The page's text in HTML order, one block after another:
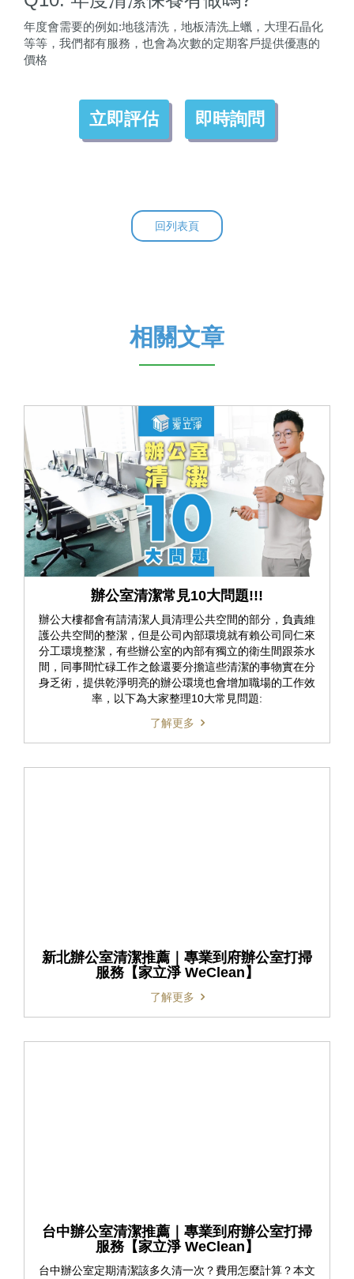
年度會需要的例如:地毯清洗，地板清洗上蠟，大理石晶化
等等，我們都有服務，也會為次數的定期客戶提供優惠的
價格
立即評估 即時詢問
回列表頁
相關文章
辦公室清潔常見10大問題!!!
辦公大樓都會有請清潔人員清理公共空間的部分，負責維
護公共空間的整潔，但是公司內部環境就有賴公司同仁來
分工環境整潔，有些辦公室的內部有獨立的衛生間跟茶水
間，同事間忙碌工作之餘還要分擔這些清潔的事物實在分
身乏術，提供乾淨明亮的辦公環境也會增加職場的工作效
率，以下為大家整理10大常見問題:
了解更多
新北辦公室清潔推薦｜專業到府辦公室打掃
服務【家立淨 WeClean】
了解更多
台中辦公室清潔推薦｜專業到府辦公室打掃
服務【家立淨 WeClean】
台中辦公室定期清潔該多久清一次？費用怎麼計算？本文